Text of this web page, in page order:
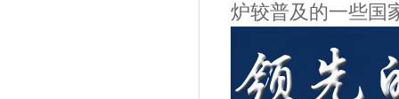
炉较普及的一些国